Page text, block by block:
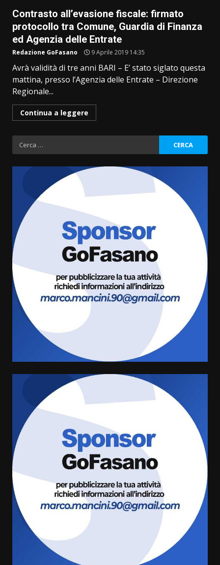
Contrasto all’evasione fiscale: firmato
protocollo tra Comune, Guardia di Finanza
ed Agenzia delle Entrate
Redazione GoFasano 9 Aprile 2019 14:35
Avrà validità di tre anni BARI – E’ stato siglato questa
mattina, presso l’Agenzia delle Entrate – Direzione
Regionale...
Continua a leggere
Ricerca
per:
Savelletri in festa, domani sera
grande spettacolo con Uccio De
8 Agosto 2026 07:30
Politiche Giovanili e Mobilità
Sostenibile: premiati gli studenti
universitari del bando “La strada
giusta”
Rivoluzione”: nuovo
appuntamento con “Fasano in
Banda”
7 Agosto 2026 06:05
US Fasano, Scianaro: “Profonda
amarezza per esclusione dal
campionato di calcio”
7 Agosto 2026 06:00
Fasanese ferito a colpi di arma
da fuoco
6 Agosto 2026 18:13
Serie D, l’Us Fasano non molla e